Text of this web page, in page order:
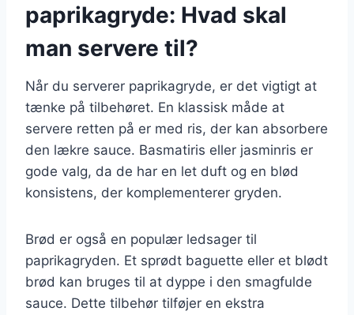
paprikagryde: Hvad skal
man servere til?
Når du serverer paprikagryde, er det vigtigt at
tænke på tilbehøret. En klassisk måde at
servere retten på er med ris, der kan absorbere
den lækre sauce. Basmatiris eller jasminris er
gode valg, da de har en let duft og en blød
konsistens, der komplementerer gryden.
Brød er også en populær ledsager til
paprikagryden. Et sprødt baguette eller et blødt
brød kan bruges til at dyppe i den smagfulde
sauce. Dette tilbehør tilføjer en ekstra